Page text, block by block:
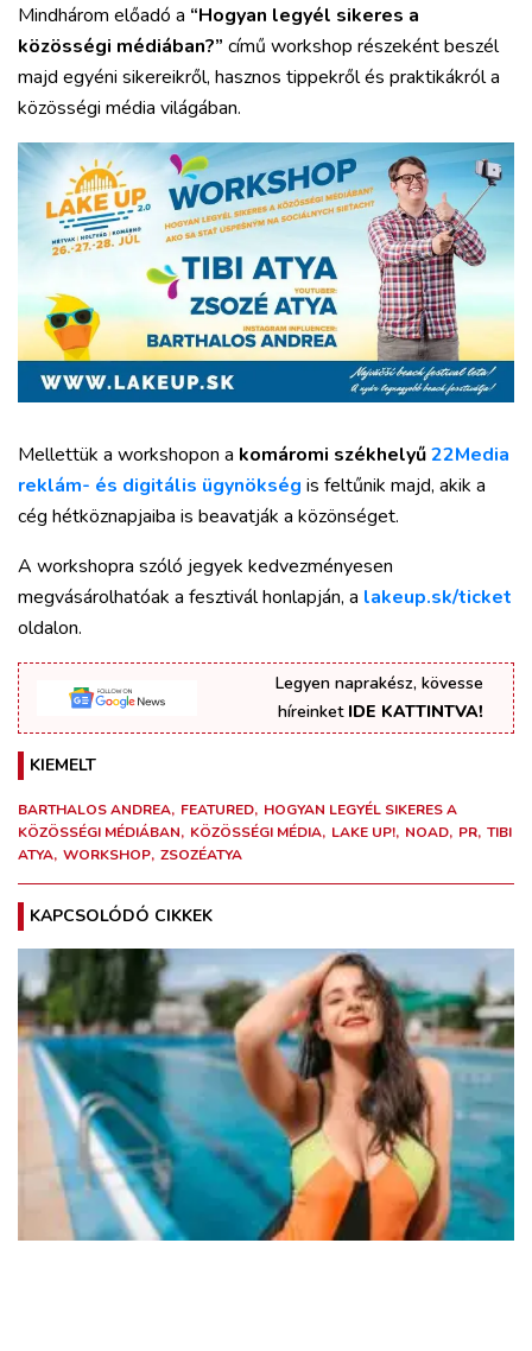
Mindhárom előadó a “Hogyan legyél sikeres a
közösségi médiában?” című workshop részeként beszél
majd egyéni sikereikről, hasznos tippekről és praktikákról a
közösségi média világában.
Mellettük a workshopon a komáromi székhelyű22Media
reklám- és digitális ügynökség is feltűnik majd, akik a
cég hétköznapjaiba is beavatják a közönséget.
A workshopra szóló jegyek kedvezményesen
megvásárolhatóak a fesztivál honlapján, a lakeup.sk/ticket
oldalon.
Legyen naprakész, kövesse
híreinket IDE KATTINTVA!
KIEMELT
BARTHALOS ANDREA FEATURED HOGYAN LEGYÉL SIKERES A
KÖZÖSSÉGI MÉDIÁBAN
KÖZÖSSÉGI MÉDIA LAKE UP! NOAD PR TIBI
ATYA WORKSHOP ZSOZÉATYA
KAPCSOLÓDÓ CIKKEK